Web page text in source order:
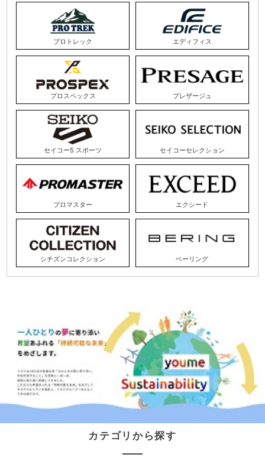
プロトレック エディフィス
プロスペックス プレザージュ
セイコー5 スポーツ セイコーセレクション
プロマスター エクシード
シチズンコレクション ベーリング
カテゴリから探す